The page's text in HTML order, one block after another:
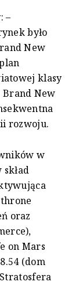
–
było
New
klasy
New
rozwoju.
w
oraz
on Mars
(dom